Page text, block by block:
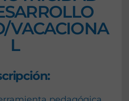
VACACIONA
L